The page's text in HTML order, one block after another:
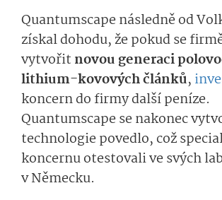
Quantumscape následně od
získal dohodu, že pokud se
vytvořit novou generaci
lithium-kovových článků,
koncern do firmy další peníze.
Quantumscape se nakonec
technologie povedlo, což
koncernu otestovali ve svých
v Německu.